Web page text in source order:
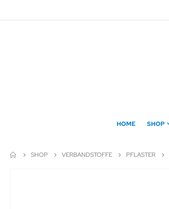
zum
HOME SHOP
SHOP VERBANDSTOFFE PFLASTER